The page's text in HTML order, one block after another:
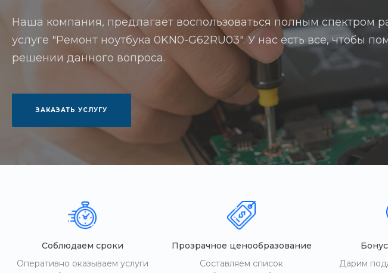
Наша компания, предлагает воспользоваться полным спектром
услуге "Ремонт ноутбука 0KN0-G62RU03". У нас есть все, чтобы
решении данного вопроса.
ЗАКАЗАТЬ УСЛУГУ
Соблюдаем сроки
Оперативно оказываем услуги
Прозрачное ценообразование
Составляем список
Дарим